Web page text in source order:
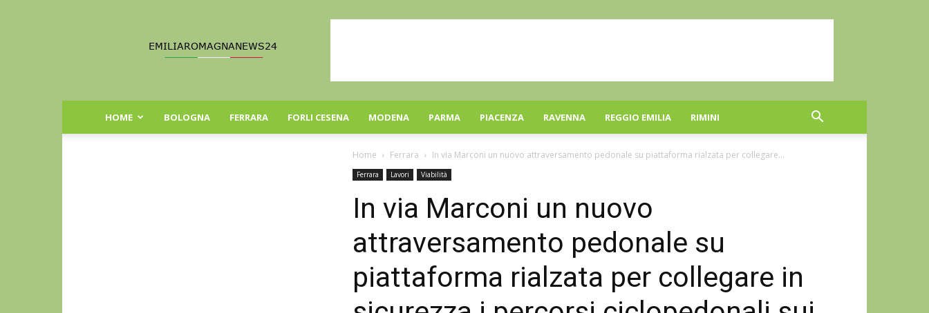
Romagna
HOME BOLOGNA FERRARA FORLI CESENA MODENA PARMA PIACENZA RAVENNA REGGIO EMILIA RIMINI
Home Ferrara In via Marconi un nuovo attraversamento pedonale su piattaforma rialzata per collegare...
Ferrara Lavori Viabilità
In via Marconi un nuovo
attraversamento pedonale su
piattaforma rialzata per collegare in